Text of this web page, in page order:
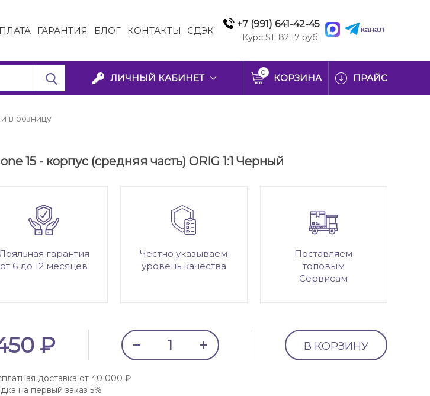
ГАРАНТИЯ БЛОГ КОНТАКТЫ СДЭК
+7 (991) 641-42-45
Курс $1: 82,17 руб.
канал
ЛИЧНЫЙ КАБИНЕТ
0
КОРЗИНА ПРАЙС
в розницу
15 - корпус (средняя часть) ORIG 1:1 Черный
гарантия
от 6 до 12 месяцев
Честно указываем
уровень качества
Поставляем
топовым
Сервисам
₽ В КОРЗИНУ
доставка от 40 000 ₽
на первый заказ 5%